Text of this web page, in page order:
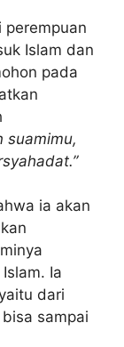
perempuan
Islam dan
pada
suamimu,
ia akan
Ia
dari
sampai